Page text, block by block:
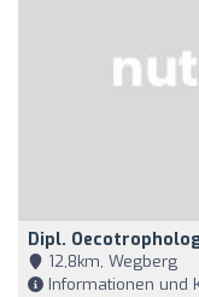
Dipl.
12,8km, Wegberg
Informationen und